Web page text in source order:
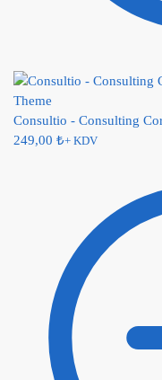
Consultio - Consulting
249,00 ₺+ KDV